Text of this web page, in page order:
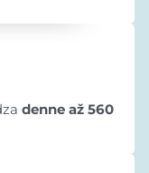
denne až 560